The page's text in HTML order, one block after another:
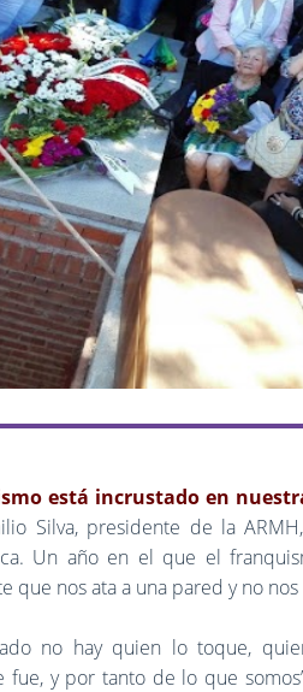
está incrustado en
Silva, presidente de la
Un año en el que el
que nos ata a una pared y no
no hay quien lo toque,
y por tanto de lo que